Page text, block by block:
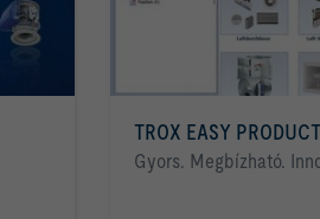
TROX EASY
Gyors. Megbízható.